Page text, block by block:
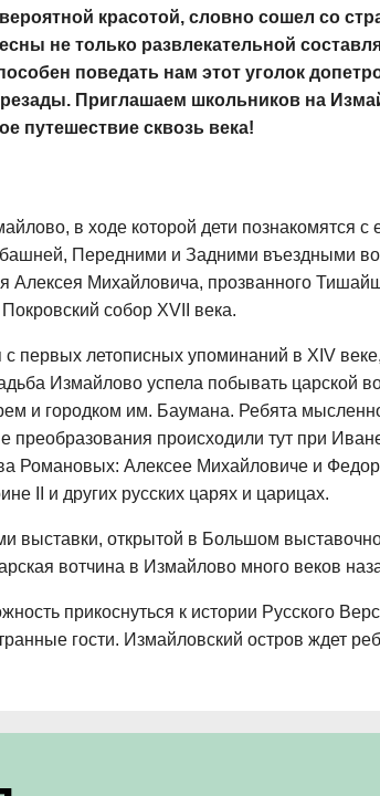
красотой, словно сошел со
не только развлекательной
поведать нам этот уголок
Приглашаем школьников на
путешествие сквозь века!
в ходе которой дети познакомятся с
Передними и Задними въездными
Алексея Михайловича, прозванного
собор XVII века.
первых летописных упоминаний в XIV
Измайлово успела побывать царской
и городком им. Баумана. Ребята
преобразования происходили тут при
Романовых: Алексее Михайловиче и
II и других русских царях и царицах.
выставки, открытой в Большом
вотчина в Измайлово много веков
прикоснуться к истории Русского
гости. Измайловский остров ждет